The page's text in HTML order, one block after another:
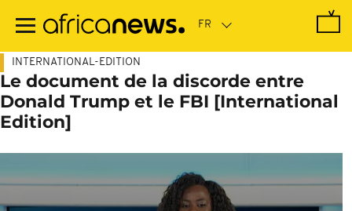
contenu
INTERNATIONAL-EDITION
Le document de la discorde entre
Donald Trump et le FBI [International
Edition]